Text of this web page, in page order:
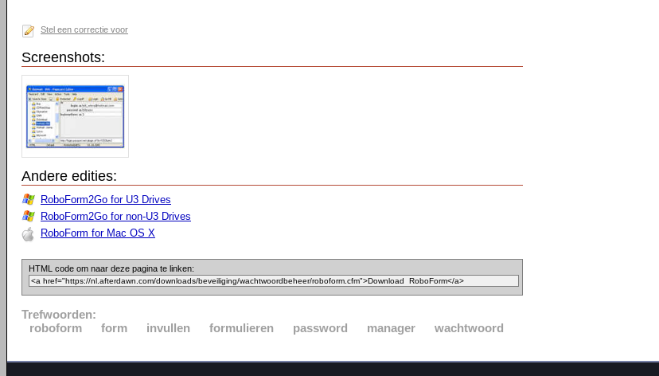
Stel een correctie voor
Screenshots:
Andere edities:
RoboForm2Go for U3 Drives
RoboForm2Go for non-U3 Drives
RoboForm for Mac OS X
HTML code om naar deze pagina te linken:
Trefwoorden:
roboform
form invullen formulieren password manager wachtwoord